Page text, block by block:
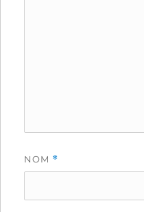
NOM *